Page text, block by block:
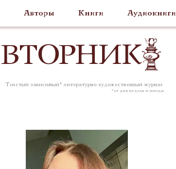
Авторы Книги Аудиокниги
ВТОРНИК
Толстый зависимый* литературно-художественный журнал
* от дня недели и погоды